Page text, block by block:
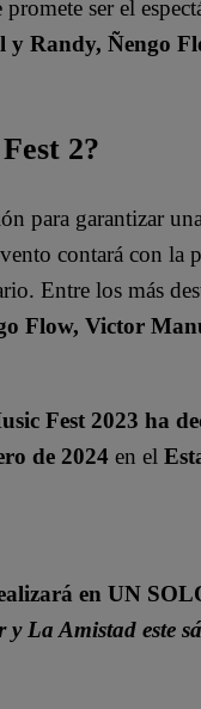
ser el
y Randy, Ñengo
2?
para garantizar
contará con la
Entre los más
Flow, Victor
Fest 2023 ha
de 2024 en el
en UN
y La Amistad este